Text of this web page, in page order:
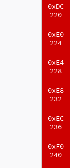
0xDC
220
0xE0
224
0xE4
228
0xE8
232
0xEC
236
0xF0
240